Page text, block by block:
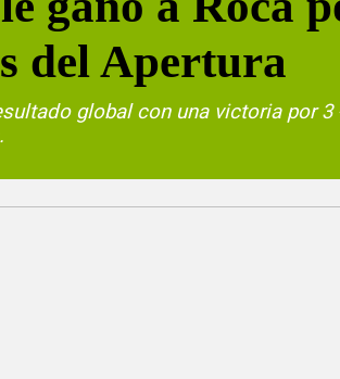
del Apertura
global con una victoria por